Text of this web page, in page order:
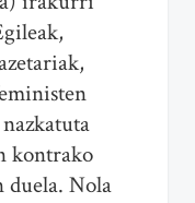
kontrako
duela. Nola